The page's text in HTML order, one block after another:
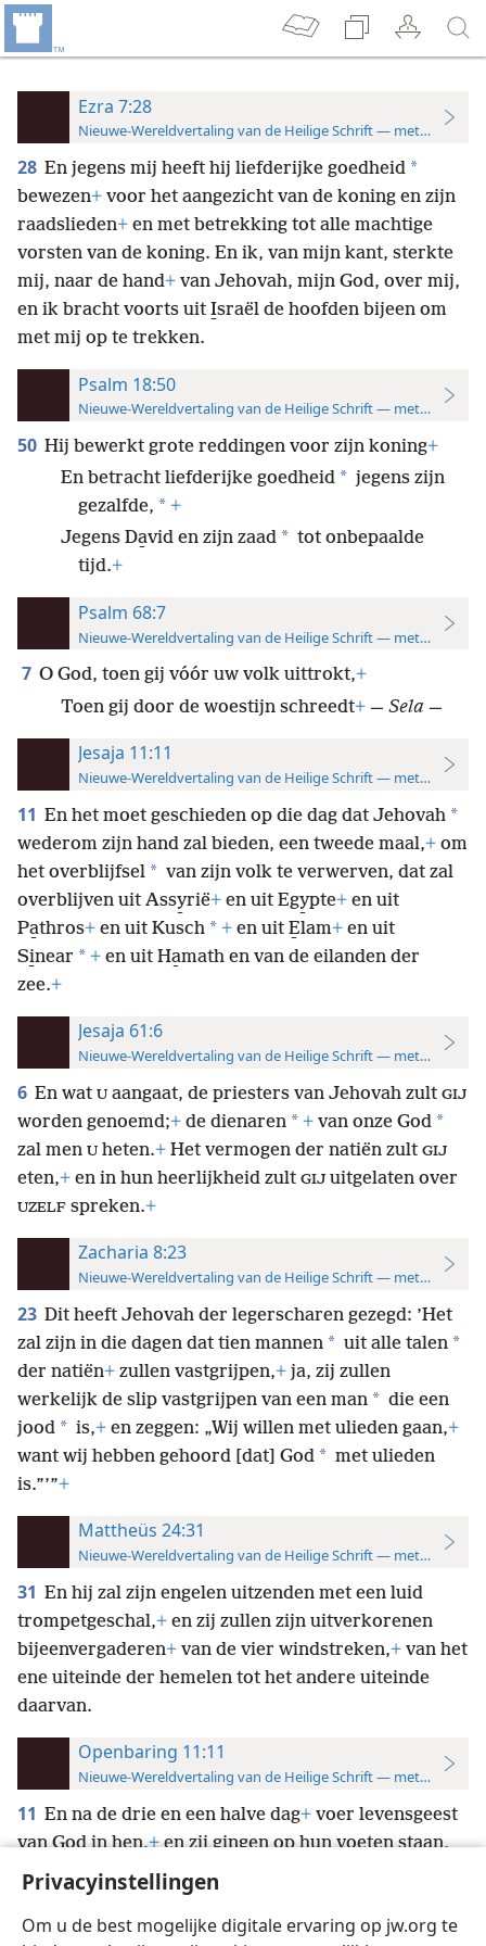
Privacyinstellingen
Om u de best mogelijke digitale ervaring op jw.org te
Ezra 7:28
Nieuwe-Wereldvertaling van de Heilige Schrift — met
28 En jegens mij heeft hij liefderijke goedheid *
bewezen+ voor het aangezicht van de koning en zijn
raadslieden+ en met betrekking tot alle machtige
vorsten van de koning. En ik, van mijn kant, sterkte
mij, naar de hand+ van Jehovah, mijn God, over mij,
en ik bracht voorts uit I̱sraël de hoofden bijeen om
met mij op te trekken.
Psalm 18:50
Nieuwe-Wereldvertaling van de Heilige Schrift — met
50 Hij bewerkt grote reddingen voor zijn koning+
En betracht liefderijke goedheid * jegens zijn
gezalfde, * +
Jegens Da̱vid en zijn zaad * tot onbepaalde
tijd.+
Psalm 68:7
Nieuwe-Wereldvertaling van de Heilige Schrift — met
7 O God, toen gij vóór uw volk uittrokt,+
Toen gij door de woestijn schreedt+ — Sela —
Jesaja 11:11
Nieuwe-Wereldvertaling van de Heilige Schrift — met
11 En het moet geschieden op die dag dat Jehovah *
wederom zijn hand zal bieden, een tweede maal,+ om
het overblijfsel * van zijn volk te verwerven, dat zal
overblijven uit Assy̱rië+ en uit Egy̱pte+ en uit
Pa̱thros+ en uit Kusch * + en uit E̱lam+ en uit
Si̱near * + en uit Ha̱math en van de eilanden der
zee.+
Jesaja 61:6
Nieuwe-Wereldvertaling van de Heilige Schrift — met
6 En wat U aangaat, de priesters van Jehovah zult GIJ
worden genoemd;+ de dienaren * + van onze God *
zal men U heten.+ Het vermogen der natiën zult GIJ
eten,+ en in hun heerlijkheid zult GIJ uitgelaten over
UZELF spreken.+
Zacharia 8:23
Nieuwe-Wereldvertaling van de Heilige Schrift — met
23 Dit heeft Jehovah der legerscharen gezegd: ’Het
zal zijn in die dagen dat tien mannen * uit alle talen *
der natiën+ zullen vastgrijpen,+ ja, zij zullen
werkelijk de slip vastgrijpen van een man * die een
jood * is,+ en zeggen: „Wij willen met ulieden gaan,+
want wij hebben gehoord [dat] God * met ulieden
is.”’”+
Mattheüs 24:31
Nieuwe-Wereldvertaling van de Heilige Schrift — met
31 En hij zal zijn engelen uitzenden met een luid
trompetgeschal,+ en zij zullen zijn uitverkorenen
bijeenvergaderen+ van de vier windstreken,+ van het
ene uiteinde der hemelen tot het andere uiteinde
daarvan.
Openbaring 11:11
Nieuwe-Wereldvertaling van de Heilige Schrift — met
11 En na de drie en een halve dag+ voer levensgeest
van God in hen,+en zij gingen op hun voeten staan,
en grote vrees overviel degenen die hen
aanschouwden.